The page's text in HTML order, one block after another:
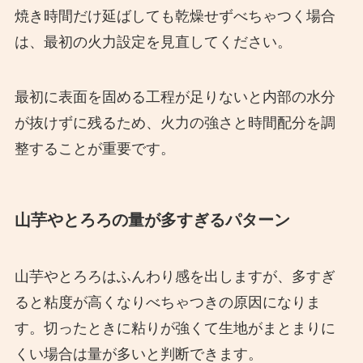
焼き時間だけ延ばしても乾燥せずべちゃつく場合
は、最初の火力設定を見直してください。
最初に表面を固める工程が足りないと内部の水分
が抜けずに残るため、火力の強さと時間配分を調
整することが重要です。
山芋やとろろの量が多すぎるパターン
山芋やとろろはふんわり感を出しますが、多すぎ
ると粘度が高くなりべちゃつきの原因になりま
す。切ったときに粘りが強くて生地がまとまりに
くい場合は量が多いと判断できます。